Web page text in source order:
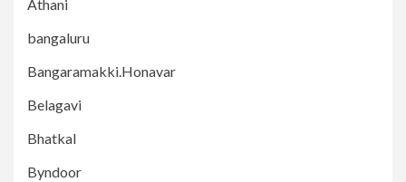
Athani
bangaluru
Bangaramakki.Honavar
Belagavi
Bhatkal
Byndoor